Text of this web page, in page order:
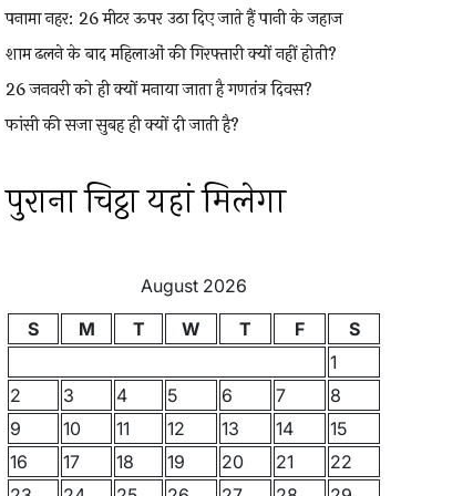
पनामा नहर: 26 मीटर ऊपर उठा दिए जाते हैं पानी के जहाज
शाम ढलने के बाद महिलाओं की गिरफ्तारी क्यों नहीं होती?
26 जनवरी को ही क्यों मनाया जाता है गणतंत्र दिवस?
फांसी की सजा सुबह ही क्यों दी जाती है?
पुराना चिट्ठा यहां मिलेगा
August 2026
S
M T W T F
S
1
2
3 4 5 6 7
8
9
10 11 12 13 14
15
16
17 18 19 20 21
22